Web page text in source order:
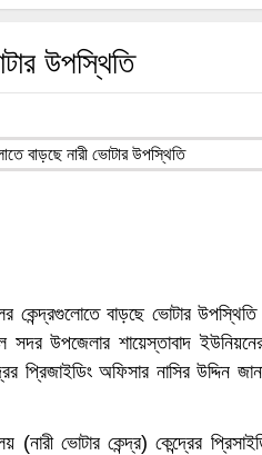
উপস্থিতি
কেন্দ্রগুলোতে বাড়ছে ভোটার
সদর উপজেলার শায়েস্তাবাদ
প্রিজাইডিং অফিসার নাসির উদ্দিন
ভোটার কেন্দ্র) কেন্দ্রের